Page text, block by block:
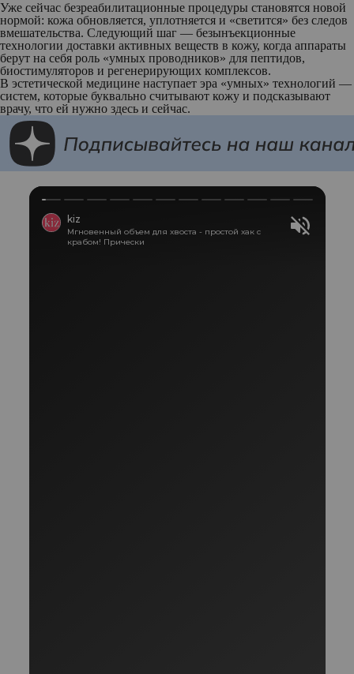
Уже сейчас безреабилитационные процедуры становятся новой
нормой: кожа обновляется, уплотняется и «светится» без следов
вмешательства. Следующий шаг — безынъекционные
технологии доставки активных веществ в кожу, когда аппараты
берут на себя роль «умных проводников» для пептидов,
биостимуляторов и регенерирующих комплексов.
В эстетической медицине наступает эра «умных» технологий —
систем, которые буквально считывают кожу и подсказывают
врачу, что ей нужно здесь и сейчас.